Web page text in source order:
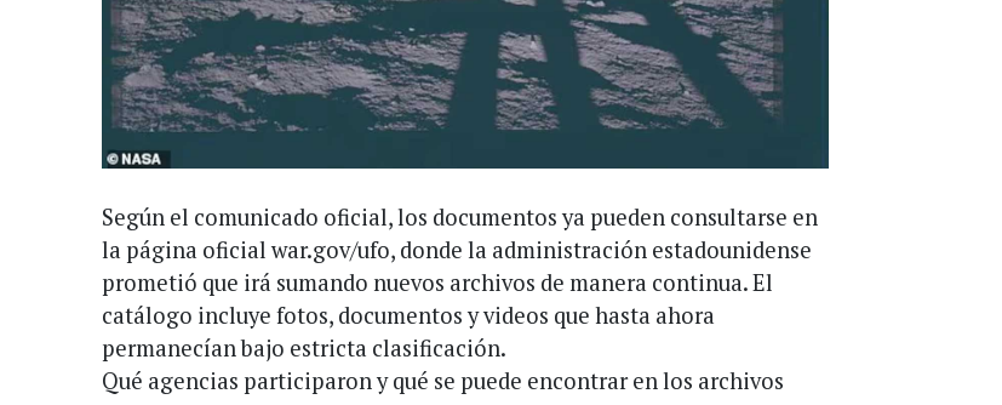
Según el comunicado oficial, los documentos ya pueden consultarse en
la página oficial war.gov/ufo, donde la administración estadounidense
prometió que irá sumando nuevos archivos de manera continua. El
catálogo incluye fotos, documentos y videos que hasta ahora
permanecían bajo estricta clasificación.
Qué agencias participaron y qué se puede encontrar en los archivos